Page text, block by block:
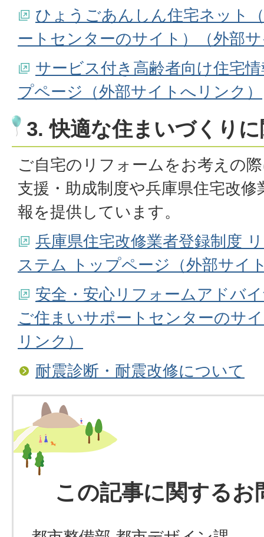
ひょうごあんしん住宅ネット
ートセンターのサイト）（外部
サービス付き高齢者向け住宅
プページ（外部サイトへリンク）
3. 快適な住まいづくり
ご自宅のリフォームをお考えの
支援・助成制度や兵庫県住宅改
報を提供しています。
兵庫県住宅改修業者登録制度
ステム トップページ（外部サイ
安全・安心リフォームアドバ
ご住まいサポートセンターのサ
リンク）
耐震診断・耐震改修について
この記事に関するお